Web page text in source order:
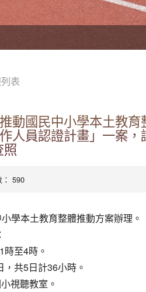
表
動國民中小學本土教
人員認證計畫」一案，
照
： 590
學本土教育整體推動方案辦理。
至4時。
共5日計36小時。
視聽教室。